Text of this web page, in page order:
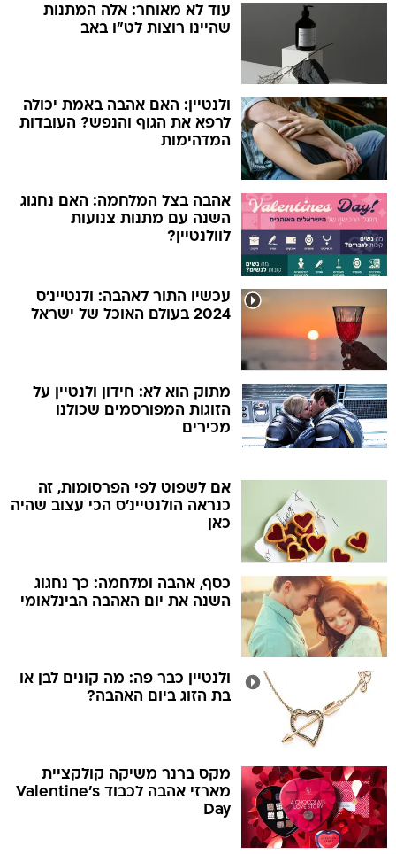
עוד לא מאוחר: אלה המתנות
שהיינו רוצות לט"ו באב
ולנטיין: האם אהבה באמת יכולה
לרפא את הגוף והנפש? העובדות
המדהימות
אהבה בצל המלחמה: האם נחגוג
השנה עם מתנות צנועות
לוולנטיין?
עכשיו התור לאהבה: ולנטיינ'ס
2024 בעולם האוכל של ישראל
מתוק הוא לא: חידון ולנטיין על
הזוגות המפורסמים שכולנו
מכירים
אם לשפוט לפי הפרסומות, זה
כנראה הולנטיינ'ס הכי עצוב שהיה
כאן
כסף, אהבה ומלחמה: כך נחגוג
השנה את יום האהבה הבינלאומי
ולנטיין כבר פה: מה קונים לבן או
בת הזוג ביום האהבה?
מקס ברנר משיקה קולקציית
מארזי אהבה לכבוד Valentine's
Day